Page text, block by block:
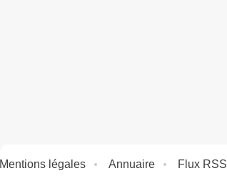
Mentions légales Annuaire Flux RSS